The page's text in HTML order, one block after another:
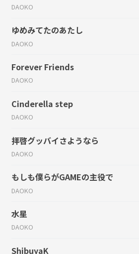
DAOKO
ゆめみてたのあたし
DAOKO
Forever Friends
DAOKO
Cinderella step
DAOKO
拝啓グッバイさようなら
DAOKO
もしも僕らがGAMEの主役で
DAOKO
水星
DAOKO
ShibuyaK